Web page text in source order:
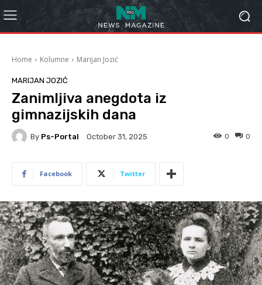
Home Kolumne Marijan Jozić
MARIJAN JOZIĆ
Zanimljiva anegdota iz
gimnazijskih dana
By Ps-Portal October 31, 2025 0
0
Facebook Twitter